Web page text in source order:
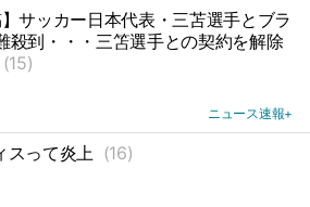
】サッカー日本代表・三苫選手とブラ
殺到・・・三笘選手との契約を解除
(15)
ニュース速報+
スって炎上 (16)